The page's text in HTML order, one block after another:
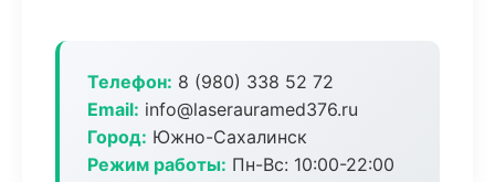
Телефон: 8 (980) 338 52 72
Email: info@laserauramed376.ru
Город: Южно-Сахалинск
Режим работы: Пн-Вс: 10:00-22:00